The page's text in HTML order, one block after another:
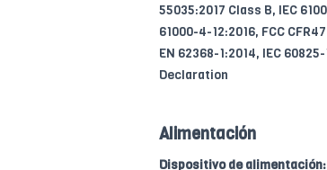
55035:2017 Class B, IEC
61000-4-12:2016, FCC
EN 62368-1:2014, IEC
Declaration
Alimentación
Dispositivo de alimentación: